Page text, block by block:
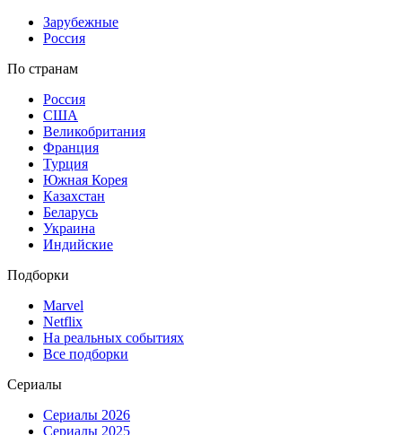
Зарубежные
Россия
По странам
Россия
США
Великобритания
Франция
Турция
Южная Корея
Казахстан
Беларусь
Украина
Индийские
Подборки
Marvel
Netflix
На реальных событиях
Все подборки
Сериалы
Сериалы 2026
Сериалы 2025